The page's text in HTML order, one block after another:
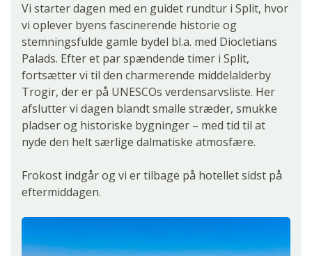
Vi starter dagen med en guidet rundtur i Split, hvor
vi oplever byens fascinerende historie og
stemningsfulde gamle bydel bl.a. med Diocletians
Palads. Efter et par spændende timer i Split,
fortsætter vi til den charmerende middelalderby
Trogir, der er på UNESCOs verdensarvsliste. Her
afslutter vi dagen blandt smalle stræder, smukke
pladser og historiske bygninger – med tid til at
nyde den helt særlige dalmatiske atmosfære.
Frokost indgår og vi er tilbage på hotellet sidst på
eftermiddagen.